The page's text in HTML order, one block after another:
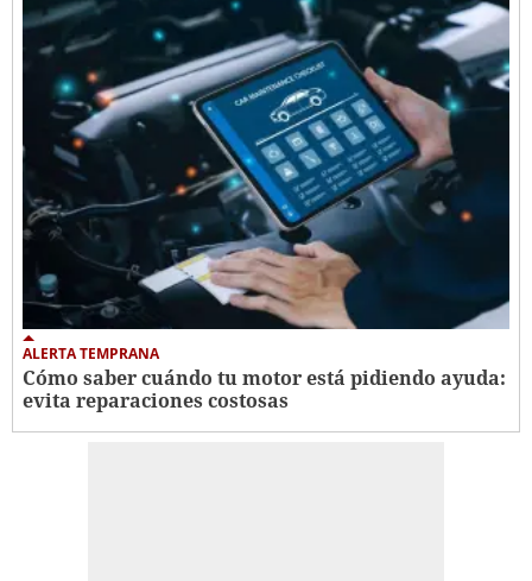
ALERTA TEMPRANA
Cómo saber cuándo tu motor está pidiendo ayuda:
evita reparaciones costosas